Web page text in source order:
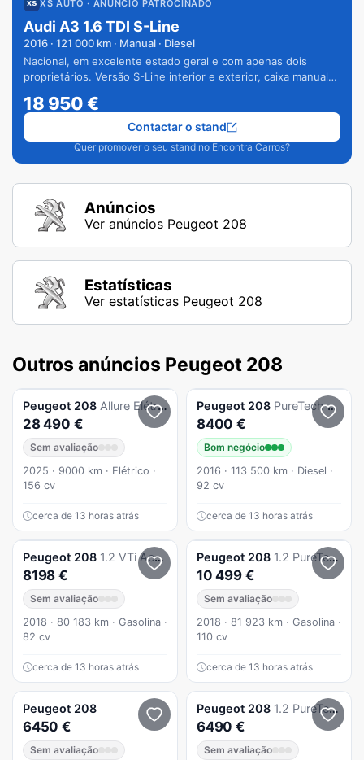
XS AUTO · ANÚNCIO PATROCINADO
Audi A3 1.6 TDI S-Line
2016 · 121 000 km · Manual · Diesel
Nacional, em excelente estado geral e com apenas dois
proprietários. Versão S-Line interior e exterior, caixa manual
18 950€
Quer promover o seu stand no Encontra Carros?
Contactar o stand
Anúncios
Ver anúncios Peugeot 208
Estatísticas
Ver estatísticas Peugeot 208
Outros anúncios Peugeot 208
Peugeot 208 Allure Elétrico 136 cv (100 kW) - Bateria 50 kW
28 490 €
Sem avaliação
2025 · 9000 km · Elétrico ·
156 cv
cerca de 13 horas atrás
Peugeot 208 PureTech 82 ETG5 Stop & Start Active
8400 €
Bom negócio
2016 · 113 500 km · Diesel ·
92 cv
cerca de 13 horas atrás
Peugeot 208 1.2 VTi Active
8198 €
Sem avaliação
2018 · 80 183 km · Gasolina ·
82 cv
cerca de 13 horas atrás
Peugeot 208 1.2 PureTech Signature
10 499 €
Sem avaliação
2018 · 81 923 km · Gasolina ·
110 cv
cerca de 13 horas atrás
Peugeot 208
6450 €
Sem avaliação
Peugeot 208 1.2 PureTech Allure
6490 €
Sem avaliação